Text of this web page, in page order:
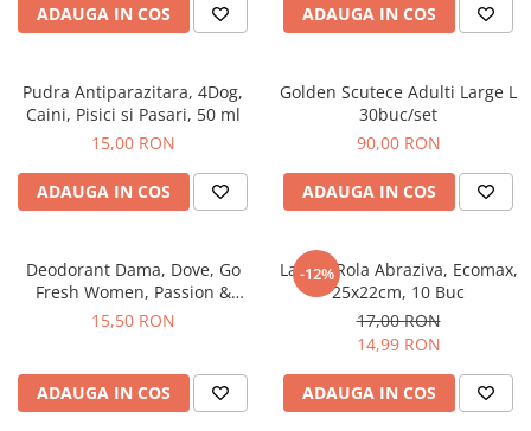
Produse Styling
Sampon Uscat
Tratament de Par
Ingrijirea Picioarelor
Creme de Fata
Demachiere
Manichiura si Pedichiura
Parfumuri
Body Mist
ADAUGA IN COS ADAUGA IN COS
Pudra Antiparazitara, 4Dog,
Caini, Pisici si Pasari, 50 ml
15,00 RON
ADAUGA IN COS
Golden Scutece Adulti Large L
30buc/set
90,00 RON
ADAUGA IN COS
Deodorant Dama, Dove, Go
Fresh Women, Passion &
Lemongrass, Spray, 150 ml
15,50 RON
ADAUGA IN COS
-12%
Laveta Rola Abraziva, Ecomax,
25x22cm, 10 Buc
17,00 RON
14,99 RON
ADAUGA IN COS